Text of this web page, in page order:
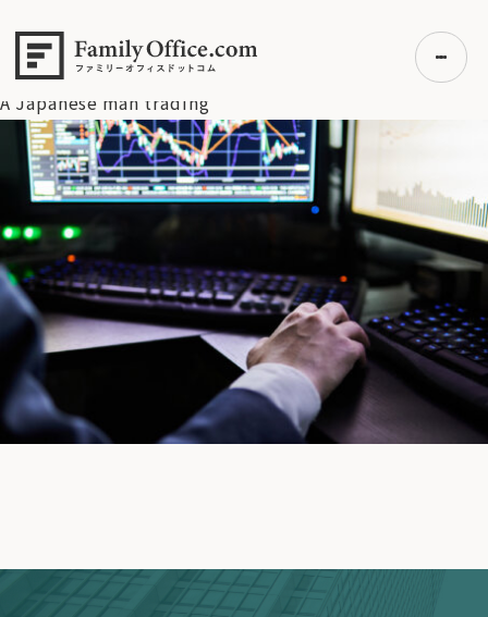
初めての方へ
ご利用の流れ・プラン
事例紹介
エキスパート一覧
無料講座
運営会社
ファミリーオフィスとは
サーチ室
>A Japanese man trading
A Japanese man trading